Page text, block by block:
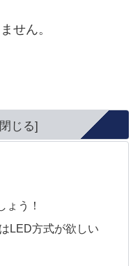
せん。
ょう！
LED方式が欲しい